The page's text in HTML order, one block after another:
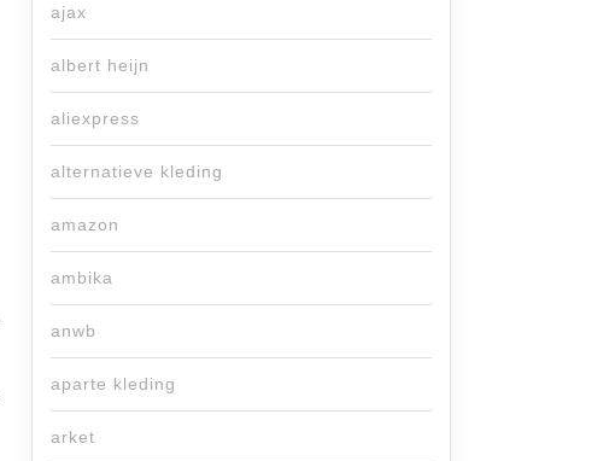
ajax
albert heijn
aliexpress
alternatieve kleding
amazon
ambika
anwb
aparte kleding
arket